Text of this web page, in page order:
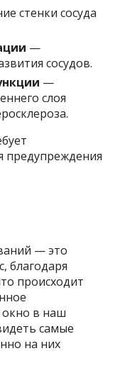
стенки сосуда
—
сосудов.
—
слоя
предупреждения
— это
благодаря
происходит
в наш
самые
на них